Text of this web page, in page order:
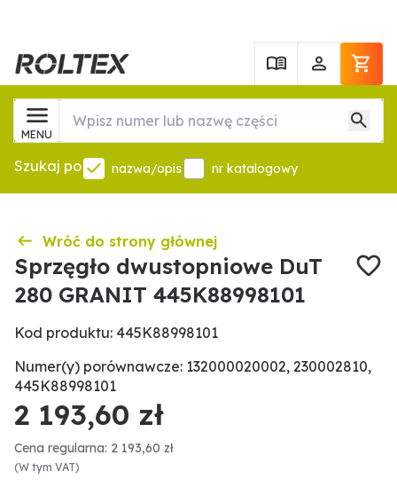
MENU
Szukaj po nazwa/opis nr katalogowy
Wróć do strony głównej
Sprzęgło dwustopniowe DuT
280 GRANIT 445K88998101
Kod produktu: 445K88998101
Numer(y) porównawcze: 132000020002, 230002810,
445K88998101
2 193,60 zł
Cena regularna: 2 193,60 zł
(W tym VAT)